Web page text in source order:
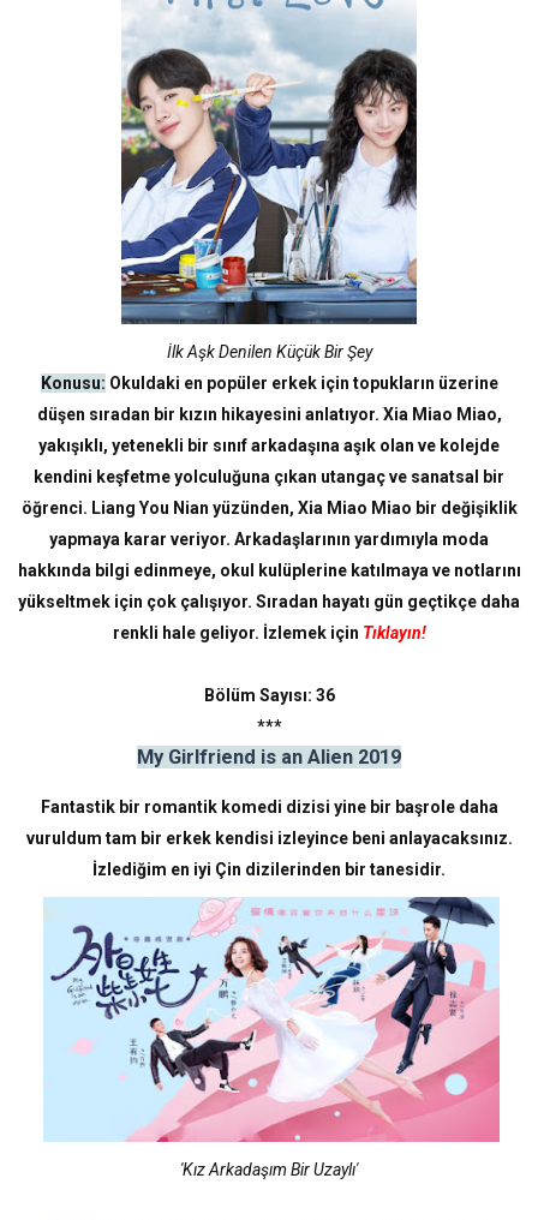
İlk Aşk Denilen Küçük Bir Şey
Konusu: Okuldaki en popüler erkek için topukların üzerine
düşen sıradan bir kızın hikayesini anlatıyor. Xia Miao Miao,
yakışıklı, yetenekli bir sınıf arkadaşına aşık olan ve kolejde
kendini keşfetme yolculuğuna çıkan utangaç ve sanatsal bir
öğrenci. Liang You Nian yüzünden, Xia Miao Miao bir değişiklik
yapmaya karar veriyor. Arkadaşlarının yardımıyla moda
hakkında bilgi edinmeye, okul kulüplerine katılmaya ve notlarını
yükseltmek için çok çalışıyor. Sıradan hayatı gün geçtikçe daha
renkli hale geliyor. İzlemek için Tıklayın!
Bölüm Sayısı: 36
***
My Girlfriend is an Alien 2019
Fantastik bir romantik komedi dizisi yine bir başrole daha
vuruldum tam bir erkek kendisi izleyince beni anlayacaksınız.
İzlediğim en iyi Çin dizilerinden bir tanesidir.
'Kız Arkadaşım Bir Uzaylı'